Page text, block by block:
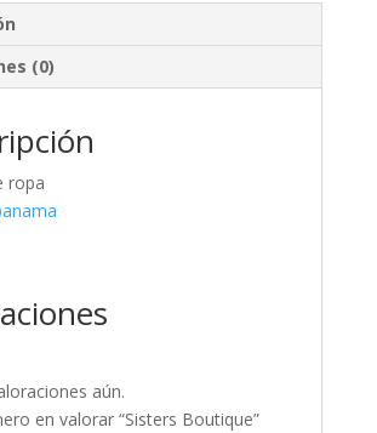
(0)
ropa
aún.
en valorar “Sisters Boutique”